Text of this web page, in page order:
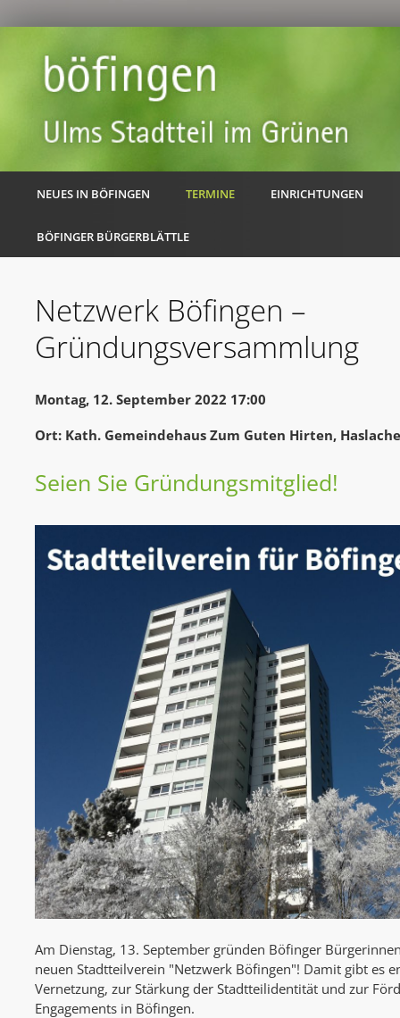
NEUES IN BÖFINGEN TERMINE EINRICHTUNGEN
BÖFINGER BÜRGERBLÄTTLE
Netzwerk Böfingen –
Gründungsversammlung
Montag, 12. September 2022 17:00
Ort: Kath. Gemeindehaus Zum Guten Hirten,
Seien Sie Gründungsmitglied!
Am Dienstag, 13. September gründen Böfinger
neuen Stadtteilverein "Netzwerk Böfingen"! Damit gibt es
Vernetzung, zur Stärkung der Stadtteilidentität und zur
Engagements in Böfingen.